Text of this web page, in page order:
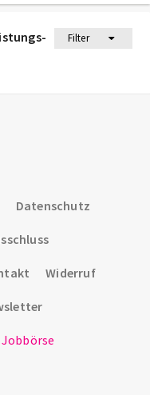
Filter
Datenschutz
Widerruf